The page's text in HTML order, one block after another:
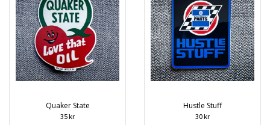
Quaker State
35 kr
Hustle Stuff
30 kr